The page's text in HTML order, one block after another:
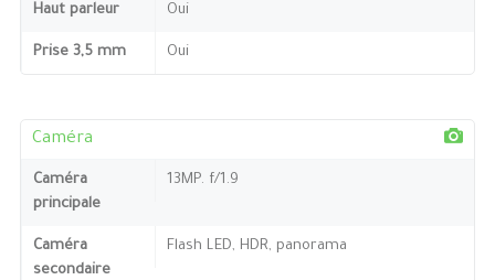
Haut parleur Oui
Prise 3,5 mm Oui
Caméra
Caméra
principale
13MP. f/1.9
Caméra
secondaire
Flash LED, HDR, panorama